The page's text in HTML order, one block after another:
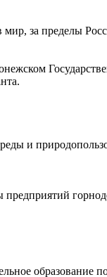
за пределы
и
образование